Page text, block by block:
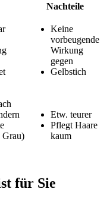
Nachteile
Keine
vorbeugende
Wirkung
gegen
Gelbstich
Grau)
Etw. teurer
Pflegt Haare
kaum
für Sie